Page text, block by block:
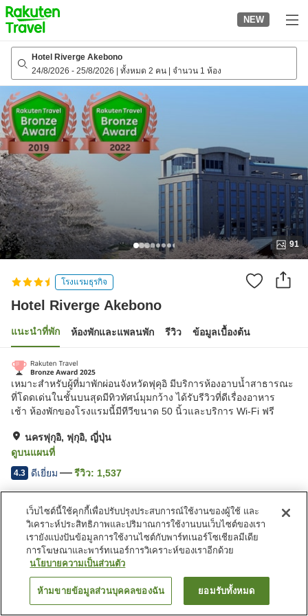
to
top
page
NEW
Hotel Riverge Akebono
24/8/2026 - 25/8/2026 ทั้งหมด 2 คน จำนวน 1 ห้อง
91
โรงแรมธุรกิจ
Hotel Riverge Akebono
แนะนำที่พัก ห้องพักและแพลนพัก รีวิว ข้อมูลเบื้องต้น
เหมาะสำหรับผู้ที่มาพักผ่อนจังหวัดฟุคุอิ มีบริการห้องอาบน้ำสาธารณะ
ที่โดดเด่นในชั้นบนสุดมีทิวทัศน์มุมกว้าง ได้รับรีวิวที่ดีเรื่องอาหาร
เช้า ห้องพักของโรงแรมนี้มีทีวีขนาด 50 นิ้วและบริการ Wi-Fi ฟรี
นครฟุกุอิ, ฟุกุอิ, ญี่ปุ่น
ดูบนแผนที่
4.3 ดีเยี่ยม รีวิว: 1,537
สิ่งอำนวยความสะดวกในที่พัก
ที่จอดรถ
ซาวน่า
สปา/บิวตี้ซาลอน
ร้านอาหาร
Hotel Riverge Akebono
ค้นหาห้องพัก
เว็บไซต์นี้ใช้คุกกี้เพื่อปรับปรุงประสบการณ์ใช้งานของผู้ใช้ และ
วิเคราะห์ประสิทธิภาพและปริมาณการใช้งานบนเว็บไซต์ของเรา
เรายังแบ่งปันข้อมูลการใช้งานไซต์กับพาร์ทเนอร์โซเชียลมีเดีย
การโฆษณาและพาร์ทเนอร์การวิเคราะห์ของเราอีกด้วย
นโยบายความเป็นส่วนตัว
ห้ามขายข้อมูลส่วนบุคคลของฉัน ยอมรับทั้งหมด